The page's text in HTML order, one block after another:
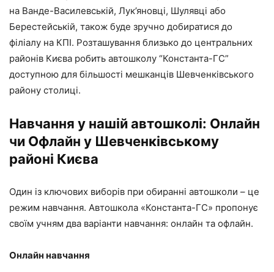
на Ванде-Василевській, Лук’яновці, Шулявці або
Берестейській, також буде зручно добиратися до
філіалу на КПІ. Розташування близько до центральних
районів Києва робить автошколу “Константа-ГС”
доступною для більшості мешканців Шевченківського
району столиці.
Навчання у нашій автошколі: Онлайн
чи Офлайн у Шевченківському
районі Києва
Один із ключових виборів при обиранні автошколи – це
режим навчання. Автошкола «Константа-ГС» пропонує
своїм учням два варіанти навчання: онлайн та офлайн.
Онлайн навчання